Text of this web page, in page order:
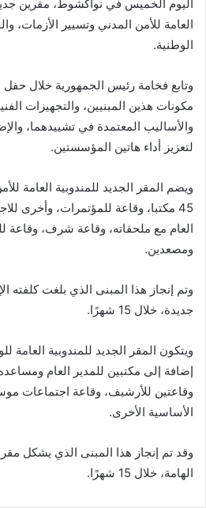
اليوم الخميس في نواكشوط، مقرين
العامة للأمن المدني وتسيير الأزمات،
الوطنية.
وتابع فخامة رئيس الجمهورية خلال
مكونات هذين المبنيين، والتجهيزات
والأساليب المعتمدة في تشييدهما،
لتعزيز أداء هاتين المؤسستين.
ويضم المقر الجديد للمندوبية العامة
45 مكتبا، وقاعة للمؤتمرات، وأخرى
العام مع ملحقاته، وقاعة شرف، وقاعة
ومصعدين.
جديدة، خلال 15 شهرًا.
إضافة إلى مكتبين للمدير العام
وقاعتين للأرشيف، وقاعة اجتماعات
الأساسية الأخرى.
وقد تم إنجاز هذا المبنى الذي يشكل
الهامة، خلال 15 شهرًا.